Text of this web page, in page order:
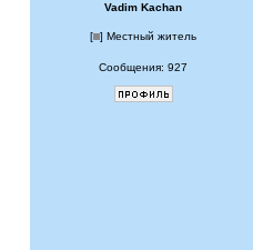
Vadim Kachan
[ ] Местный житель
Сообщения: 927